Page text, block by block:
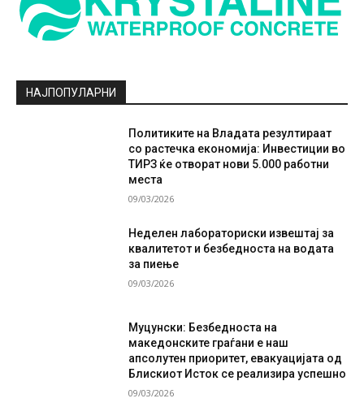
НАЈПОПУЛАРНИ
Политиките на Владата резултираат
со растечка економија: Инвестиции во
ТИРЗ ќе отворат нови 5.000 работни
места
09/03/2026
Неделен лабораториски извештај за
квалитетот и безбедноста на водата
за пиење
09/03/2026
Муцунски: Безбедноста на
македонските граѓани е наш
апсолутен приоритет, евакуацијата од
Блискиот Исток се реализира успешно
09/03/2026